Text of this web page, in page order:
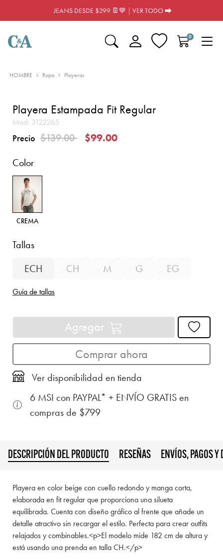
JEANS DESDE $299 👖💙 | VER TODO ⮕
0
HOMBRE Ropa Playeras
Playera Estampada Fit Regular
Mod: 3122265
Precio Precio reducido de
$139.00a
$99.00
Color
CREMA
Tallas
ECH
CH M G EG
Guía de tallas
Agregar
Comprar ahora
Ver disponibilidad en tienda
6 MSI con PAYPAL* + ENVÍO GRATIS en
compras de $799
DESCRIPCIÓN DEL PRODUCTO RESEÑAS ENVÍOS, PAGOS Y
Playera en color beige con cuello redondo y manga corta,
elaborada en fit regular que proporciona una silueta
equilibrada. Cuenta con diseño gráfico al frente que añade un
detalle atractivo sin recargar el estilo. Perfecta para crear outfits
relajados y combinables.<p>El modelo mide 182 cm de altura y
está usando una prenda en talla CH.</p>